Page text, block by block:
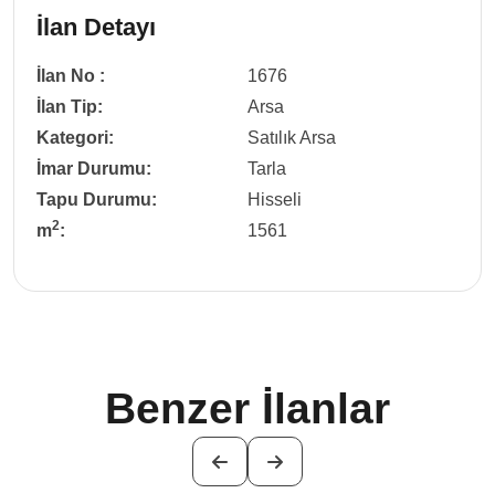
İlan Detayı
İlan No :
1676
İlan Tip:
Arsa
Kategori:
Satılık Arsa
İmar Durumu:
Tarla
Tapu Durumu:
Hisseli
m2: 1561
Benzer İlanlar